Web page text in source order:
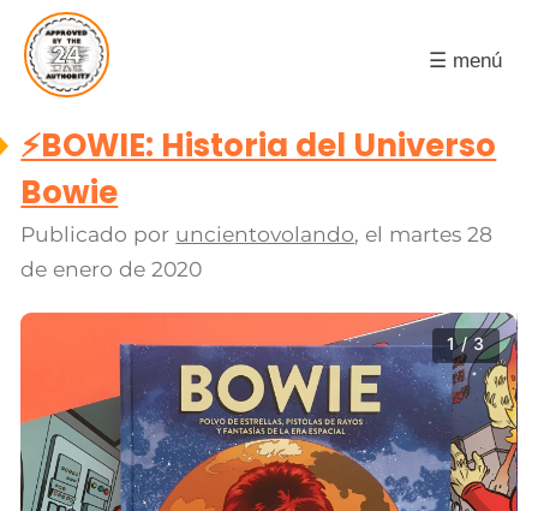
☰ menú
⚡️BOWIE: Historia del Universo
Bowie
Publicado por uncientovolando, el martes 28
de enero de 2020
1 / 3